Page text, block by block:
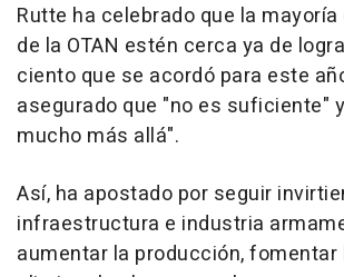
Rutte ha celebrado que la
de la OTAN estén cerca ya de
ciento que se acordó para este
asegurado que "no es suficiente"
mucho más allá".
Así, ha apostado por seguir
infraestructura e industria
aumentar la producción,